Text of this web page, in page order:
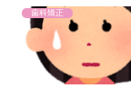
歯科矯正